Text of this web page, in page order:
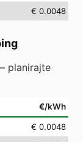
€ 0.0048
planirajte
€/kWh
€ 0.0048